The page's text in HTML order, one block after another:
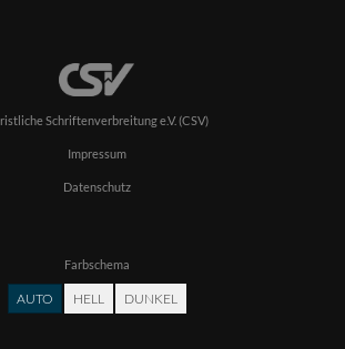
Schriftenverbreitung e.V. (CSV)
Impressum
Datenschutz
Farbschema
AUTO HELL DUNKEL